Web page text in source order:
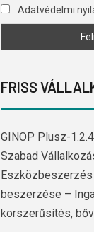
Adatvédelmi
FRISS
GINOP Plusz-
Szabad
beszerzése –
korszerűsítés,